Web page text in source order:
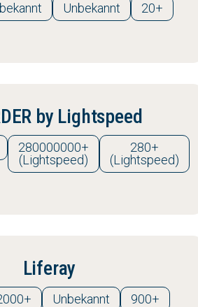
Unbekannt 20+
by Lightspeed
280000000+
(Lightspeed)
280+
(Lightspeed)
Liferay
Unbekannt 900+